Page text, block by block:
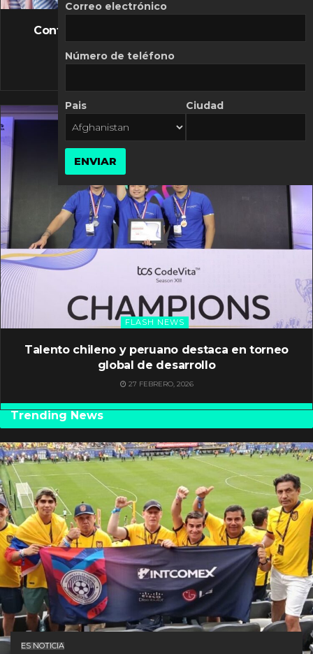
FLASH NEWS
Controversia de Mercado Libre por costos
10 MARZO, 2026
FLASH NEWS
Talento chileno y peruano destaca en torneo
global de desarrollo
27 FEBRERO, 2026
Trending News
ES NOTICIA
Correo electrónico
Número de teléfono
Pais Ciudad
ENVIAR